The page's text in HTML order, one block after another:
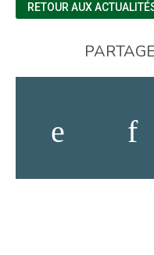
RETOUR AUX